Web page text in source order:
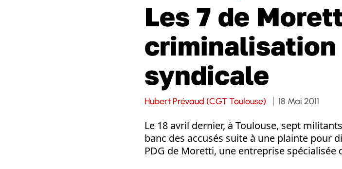
Les 7 de
criminalisation
syndicale
Hubert Prévaud (CGT Toulouse) 18 Mai 2011
Le 18 avril dernier, à Toulouse, sept
banc des accusés suite à une plainte pour
PDG de Moretti, une entreprise spécialisée